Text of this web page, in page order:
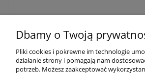
do koszyka
Dbamy o Twoją
Pliki cookies i pokrewne im technologie
działanie strony i pomagają nam
potrzeb. Możesz zaakceptować